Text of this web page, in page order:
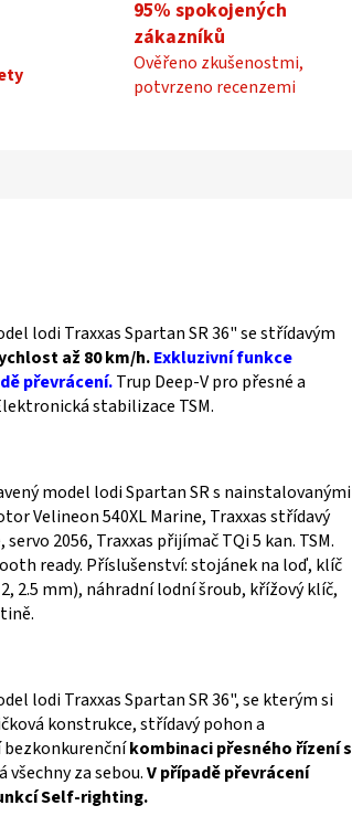
95% spokojených
zákazníků
Ověřeno zkušenostmi,
potvrzeno recenzemi
lodi Traxxas Spartan SR 36" se střídavým
až 80 km/h.Exkluzivní funkce
převrácení.Trup Deep-V pro přesné a
stabilizace TSM.
model lodi Spartan SR s nainstalovanými
Velineon 540XL Marine, Traxxas střídavý
2056, Traxxas přijímač TQi 5 kan. TSM.
ready. Příslušenství: stojánek na loď, klíč
2.5 mm), náhradní lodní šroub, křížový klíč,
lodi Traxxas Spartan SR 36", se kterým si
konstrukce, střídavý pohon a
kombinaci přesného řízení s
všechny za sebou.V případě převrácení
Self-righting.